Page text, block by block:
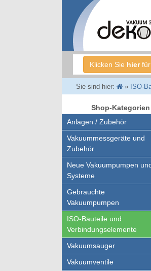
Klicken Sie hierfür
Sie sind hier: » ISO-
Shop-Kategorien
Anlagen / Zubehör
Vakuummessgeräte und
Zubehör
Neue Vakuumpumpen
Systeme
Gebrauchte
Vakuumpumpen
ISO-Bauteile und
Verbindungselemente
Vakuumsauger
Vakuumventile